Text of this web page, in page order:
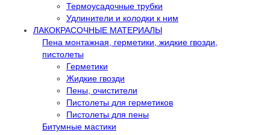
Термоусадочные трубки
Удлинители и колодки к ним
ЛАКОКРАСОЧНЫЕ МАТЕРИАЛЫ
Пена монтажная, герметики, жидкие гвозди,
пистолеты
Герметики
Жидкие гвозди
Пены, очистители
Пистолеты для герметиков
Пистолеты для пены
Битумные мастики